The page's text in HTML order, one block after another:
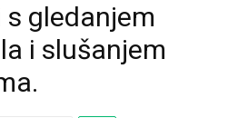
s gledanjem
i slušanjem